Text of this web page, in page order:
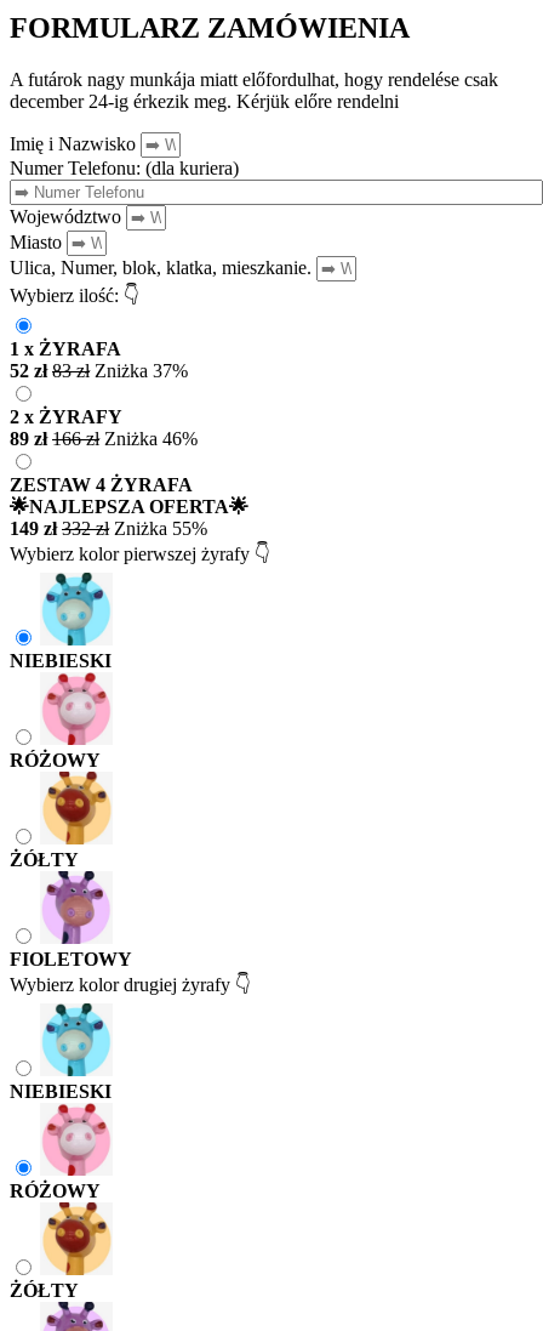
FORMULARZ ZAMÓWIENIA
A futárok nagy munkája miatt előfordulhat, hogy rendelése csak
december 24-ig érkezik meg. Kérjük előre rendelni
Imię i Nazwisko
Numer Telefonu: (dla kuriera)
Województwo
Miasto
Ulica, Numer, blok, klatka, mieszkanie.
Wybierz ilość: 👇
1 x ŻYRAFA
52 zł 83 zł Zniżka 37%
2 x ŻYRAFY
89 zł 166 zł Zniżka 46%
ZESTAW 4 ŻYRAFA
🌟NAJLEPSZA OFERTA🌟
149 zł 332 zł Zniżka 55%
Wybierz kolor pierwszej żyrafy 👇
NIEBIESKI
RÓŻOWY
ŻÓŁTY
FIOLETOWY
Wybierz kolor drugiej żyrafy 👇
NIEBIESKI
RÓŻOWY
ŻÓŁTY